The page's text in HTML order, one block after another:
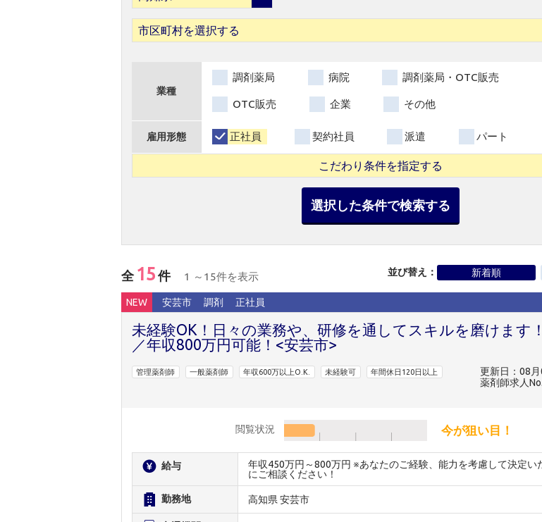
市区町村を選択する
業種
調剤薬局 病院 調剤薬局・OTC販売
OTC販売 企業 その他
雇用形態 正社員 契約社員 派遣 パート
こだわり条件を指定する
選択した条件で検索する
全 15 件 1 ～15件を表示 並び替え： 新着順
NEW 安芸市 調剤 正社員
未経験OK！日々の業務や、研修を通してスキルを磨けます
／年収800万円可能！<安芸市>
管理薬剤師 一般薬剤師 年収600万以上O.K. 未経験可 年間休日120日以上
更新日：08月
薬剤師求人
閲覧状況 今が狙い目！
給与
年収450万円～800万円 ※あなたのご経験、能力を考慮して決定い
にご相談ください！
勤務地 高知県 安芸市